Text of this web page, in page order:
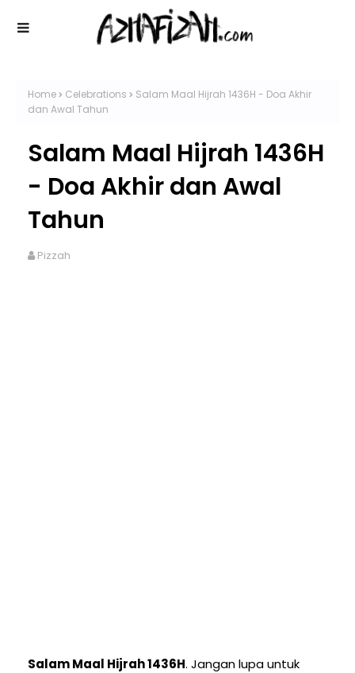
Home Celebrations
Salam Maal Hijrah 1436H - Doa Akhir
dan Awal Tahun
Salam Maal Hijrah 1436H
- Doa Akhir dan Awal
Tahun
Pizzah
Salam Maal Hijrah 1436H. Jangan lupa untuk